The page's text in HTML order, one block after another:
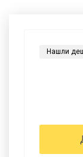
Нашли